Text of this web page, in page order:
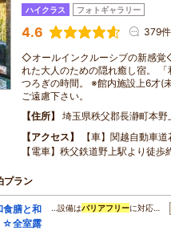
ハイクラス フォトギャラリー
4.6 379件
◇オールインクルーシブの新感
れた大人のための隠れ癒し宿。
つろぎの時間。 ※館内施設上6才(
ご遠慮下さい。
住所
埼玉県秩父郡長瀞町本野
アクセス
【車】関越自動車
【電車】秩父鉄道野上駅より徒歩
プラン
膳と和
☆全室露
…設備はバリアフリーに対応…